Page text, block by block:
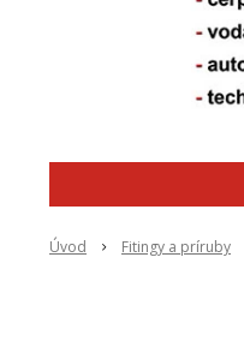
Úvod Fitingy a príruby